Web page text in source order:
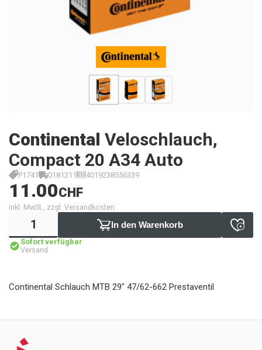
Continental Veloschlauch,
Compact 20 A34 Auto
P1741 0181211 4019238556339
11.00CHF
inkl. MwSt., zzgl. Versandkosten
In den Warenkorb
Sofort verfügbar
Versand
Continental Schlauch MTB 29" 47/62-662 Prestaventil